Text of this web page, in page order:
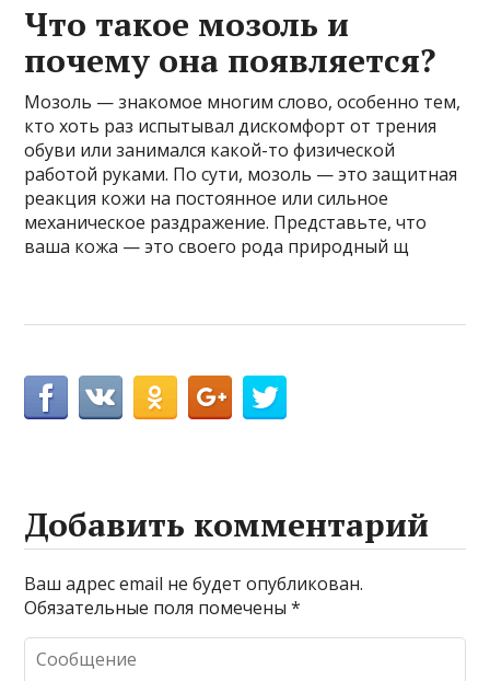
Что такое мозоль и
почему она появляется?
Мозоль — знакомое многим слово, особенно тем,
кто хоть раз испытывал дискомфорт от трения
обуви или занимался какой-то физической
работой руками. По сути, мозоль — это защитная
реакция кожи на постоянное или сильное
механическое раздражение. Представьте, что
ваша кожа — это своего рода природный щ
Добавить комментарий
Ваш адрес email не будет опубликован.
Обязательные поля помечены*